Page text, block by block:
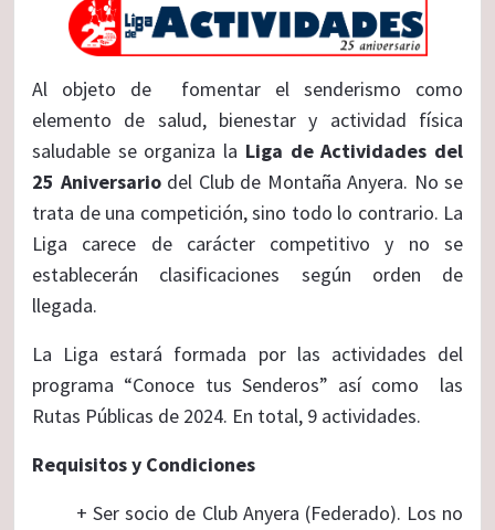
Al objeto de fomentar el senderismo como
elemento de salud, bienestar y actividad física
saludable se organiza la Liga de Actividades del
25 Aniversariodel Club de Montaña Anyera. No se
trata de una competición, sino todo lo contrario. La
Liga carece de carácter competitivo y no se
establecerán clasificaciones según orden de
llegada.
La Liga estará formada por las actividades del
programa “Conoce tus Senderos” así como las
Rutas Públicas de 2024. En total, 9 actividades.
Requisitos y Condiciones
+ Ser socio de Club Anyera (Federado). Los no